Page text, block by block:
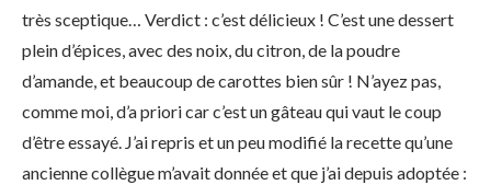
très sceptique… Verdict : c’est délicieux ! C’est une dessert
plein d’épices, avec des noix, du citron, de la poudre
d’amande, et beaucoup de carottes bien sûr ! N’ayez pas,
comme moi, d’a priori car c’est un gâteau qui vaut le coup
d’être essayé. J’ai repris et un peu modifié la recette qu’une
ancienne collègue m’avait donnée et que j’ai depuis adoptée :